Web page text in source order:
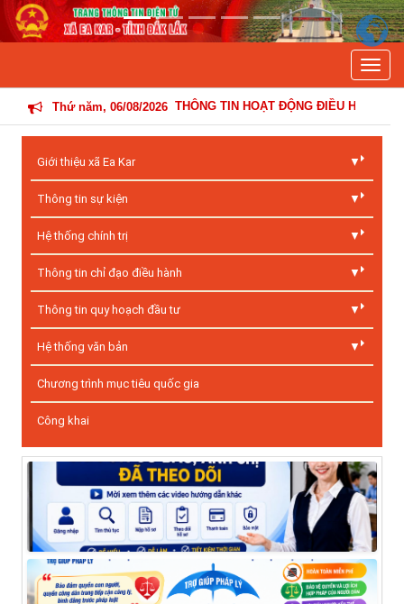
Thứ năm, 06/08/2026
THÔNG TIN HOẠT ĐỘNG ĐIỀU HÀNH CỦA ĐẢNG ỦY -
Giới thiệu xã Ea Kar
Thông tin sự kiện
Hệ thống chính trị
Thông tin chỉ đạo điều hành
Thông tin quy hoạch đầu tư
Hệ thống văn bản
Chương trình mục tiêu quốc gia
Công khai